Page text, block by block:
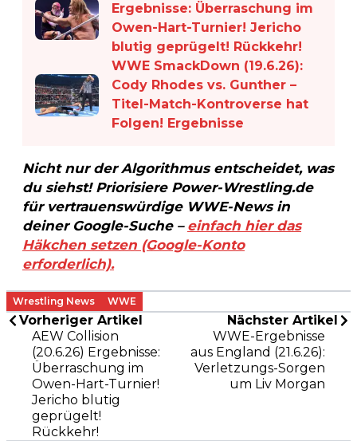
Ergebnisse: Überraschung im
Owen-Hart-Turnier! Jericho
blutig geprügelt! Rückkehr!
WWE SmackDown (19.6.26):
Cody Rhodes vs. Gunther –
Titel-Match-Kontroverse hat
Folgen! Ergebnisse
Nicht nur der Algorithmus entscheidet, was
du siehst! Priorisiere Power-Wrestling.de
für vertrauenswürdige WWE-News in
deiner Google-Suche – einfach hier das
Häkchen setzen (Google-Konto
erforderlich).
Wrestling News WWE
Vorheriger Artikel
AEW Collision
(20.6.26) Ergebnisse:
Überraschung im
Owen-Hart-Turnier!
Jericho blutig
geprügelt!
Rückkehr!
Nächster Artikel
WWE-Ergebnisse
aus England (21.6.26):
Verletzungs-Sorgen
um Liv Morgan